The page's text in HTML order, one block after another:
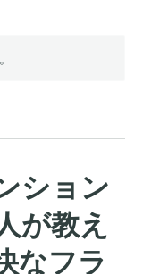
ション
が教え
なフラ